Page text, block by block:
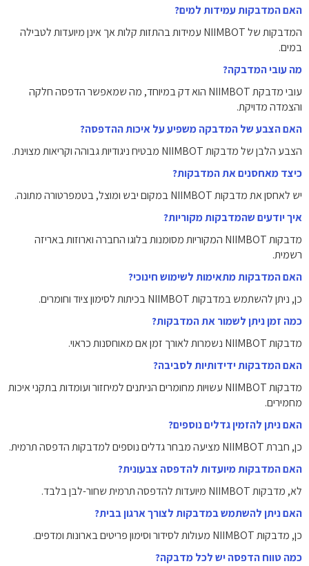
האם המדבקות עמידות למים?
המדבקות של NIIMBOT עמידות בהתזות קלות אך אינן מיועדות לטבילה
במים.
מה עובי המדבקה?
עובי מדבקת NIIMBOT הוא דק במיוחד, מה שמאפשר הדפסה חלקה
והצמדה מדויקת.
האם הצבע של המדבקה משפיע על איכות ההדפסה?
הצבע הלבן של מדבקות NIIMBOT מבטיח ניגודיות גבוהה וקריאות מצוינת.
כיצד מאחסנים את המדבקות?
יש לאחסן את מדבקות NIIMBOT במקום יבש ומוצל, בטמפרטורה מתונה.
איך יודעים שהמדבקות מקוריות?
מדבקות NIIMBOT המקוריות מסומנות בלוגו החברה וארוזות באריזה
רשמית.
האם המדבקות מתאימות לשימוש חינוכי?
כן, ניתן להשתמש במדבקות NIIMBOT בכיתות לסימון ציוד וחומרים.
כמה זמן ניתן לשמור את המדבקות?
מדבקות NIIMBOT נשמרות לאורך זמן אם מאוחסנות כראוי.
האם המדבקות ידידותיות לסביבה?
מדבקות NIIMBOT עשויות מחומרים הניתנים למיחזור ועומדות בתקני איכות
מחמירים.
האם ניתן להזמין גדלים נוספים?
כן, חברת NIIMBOT מציעה מבחר גדלים נוספים למדבקות הדפסה תרמית.
האם המדבקות מיועדות להדפסה צבעונית?
לא, מדבקות NIIMBOT מיועדות להדפסה תרמית שחור-לבן בלבד.
האם ניתן להשתמש במדבקות לצורך ארגון בבית?
כן, מדבקות NIIMBOT מעולות לסידור וסימון פריטים בארונות ומדפים.
כמה טווח הדפסה יש לכל מדבקה?